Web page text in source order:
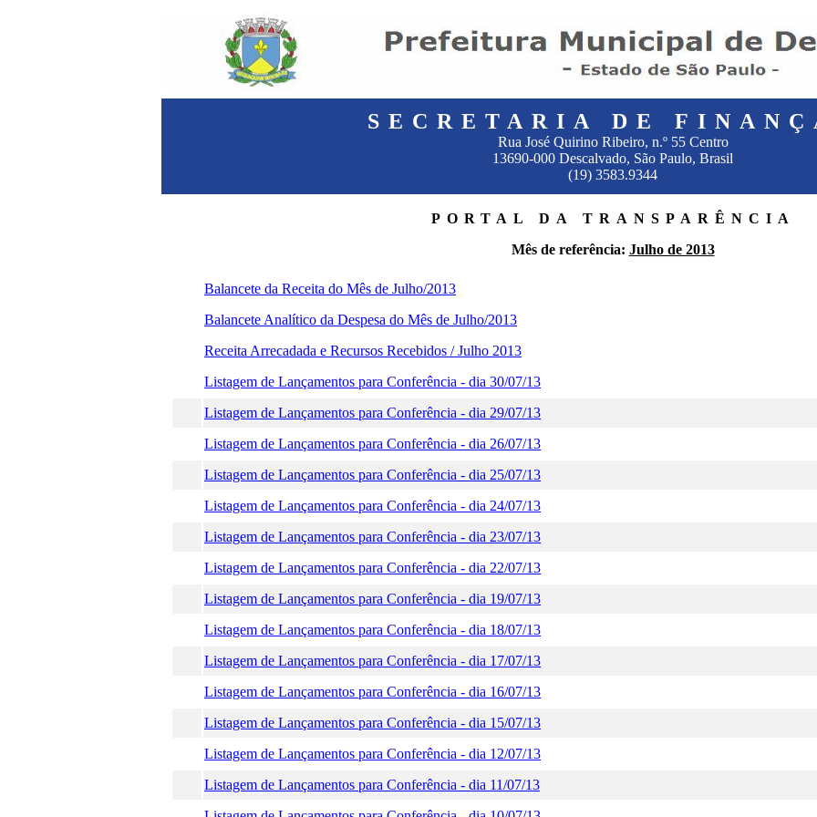
SECRETARIA DE
Rua José Quirino Ribeiro, n.º 55 Centro
13690-000 Descalvado, São Paulo, Brasil
(19) 3583.9344
PORTAL DA TRANSPARÊNCIA
Mês de referência: Julho de 2013
Balancete da Receita do Mês de Julho/2013
Balancete Analítico da Despesa do Mês de Julho/2013
Receita Arrecadada e Recursos Recebidos / Julho 2013
Listagem de Lançamentos para Conferência - dia 30/07/13
Listagem de Lançamentos para Conferência - dia 29/07/13
Listagem de Lançamentos para Conferência - dia 26/07/13
Listagem de Lançamentos para Conferência - dia 25/07/13
Listagem de Lançamentos para Conferência - dia 24/07/13
Listagem de Lançamentos para Conferência - dia 23/07/13
Listagem de Lançamentos para Conferência - dia 22/07/13
Listagem de Lançamentos para Conferência - dia 19/07/13
Listagem de Lançamentos para Conferência - dia 18/07/13
Listagem de Lançamentos para Conferência - dia 17/07/13
Listagem de Lançamentos para Conferência - dia 16/07/13
Listagem de Lançamentos para Conferência - dia 15/07/13
Listagem de Lançamentos para Conferência - dia 12/07/13
Listagem de Lançamentos para Conferência - dia 11/07/13